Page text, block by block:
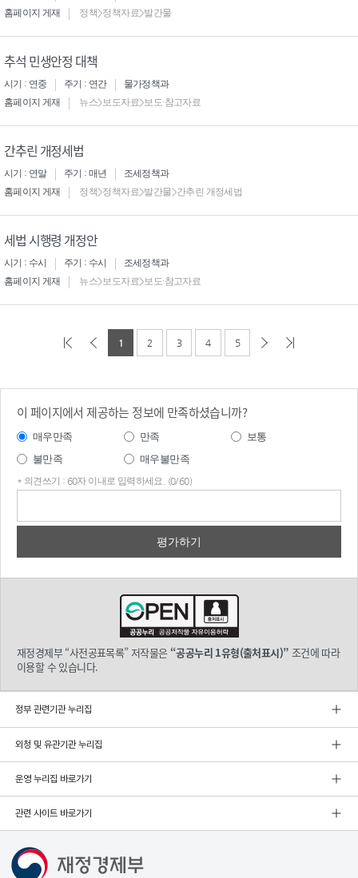
홈페이지 게재
정책>정책자료>발간물
추석 민생안정 대책
시기 : 연중 주기 : 연간
물가정책과
홈페이지 게재
뉴스>보도자료>보도·참고자료
간추린 개정세법
시기 : 연말 주기 : 매년
조세정책과
홈페이지 게재
정책>정책자료>발간물>간추린 개정세법
세법 시행령 개정안
시기 : 수시 주기 : 수시
조세정책과
홈페이지 게재
뉴스>보도자료>보도·참고자료
1 2 3 4 5
이 페이지에서 제공하는 정보에 만족하셨습니까?
매우만족 만족
보통
불만족
매우불만족
* 의견쓰기 : 60자 이내로 입력하세요. (0/60)
재정경제부 “사전공표목록” 저작물은 “공공누리 1유형(출처표시)” 조건에 따라
이용할 수 있습니다.
정부 관련기관 누리집
외청 및 유관기관 누리집
운영 누리집 바로가기
관련 사이트 바로가기